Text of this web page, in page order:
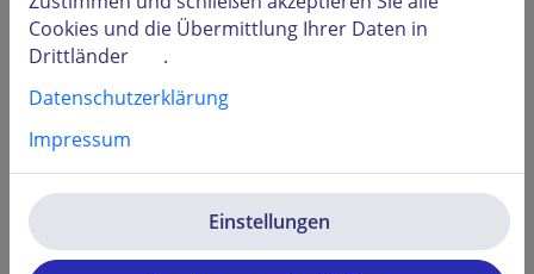
Cookies und die Übermittlung Ihrer Daten in
Drittländer
.
Datenschutzerklärung
Impressum
Einstellungen